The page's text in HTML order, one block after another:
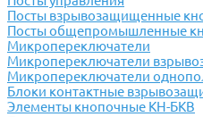
Посты взрывозащищенные
Посты общепромышленные
Микропереключатели
Микропереключатели
Микропереключатели
Блоки контактные
Элементы кнопочные КН-БКВ